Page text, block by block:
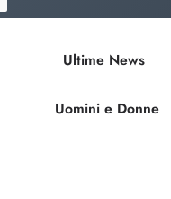
Ultime News
Uomini e Donne